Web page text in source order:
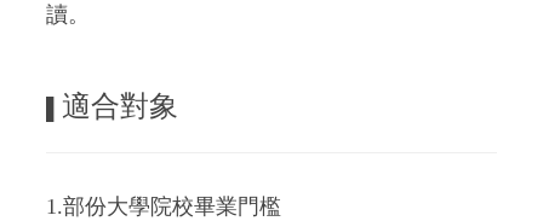
讀。
適合對象
1.部份大學院校畢業門檻